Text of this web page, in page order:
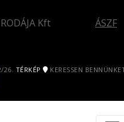
ÁSZF
Kft
26. TÉRKÉP
KERESSEN